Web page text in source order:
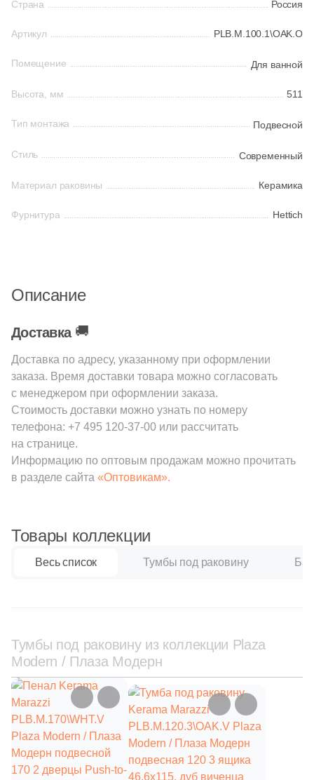
Шестиугольная
Материал
Керамическая
Из керамогранита
Страна Россия
Артикул PLB.M.100.1\OAK.O
Помещение Для ванной
Высота, мм 511
Тип монтажа Подвесной
Стиль Современный
Материал раковины Керамика
Фурнитура Hettich
Описание
Доставка 🚚
Доставка по адресу, указанному при оформлении
заказа. Время доставки товара можно согласовать
с менеджером при оформлении заказа.
Стоимость доставки можно узнать по номеру
телефона: +7 495 120-37-00 или рассчитать
на странице.
Информацию по оптовым продажам можно прочитать
в разделе сайта «Оптовикам».
Товары коллекции
Весь список Тумбы под раковину
Тумбы под раковину из коллекции Plaza
Modern / Плаза Модерн